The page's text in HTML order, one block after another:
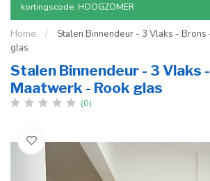
kortingscode: HOOGZOMER
Home /
Stalen Binnendeur - 3 Vlaks -
glas
Stalen Binnendeur - 3 Vlaks
Maatwerk - Rook glas
(0)